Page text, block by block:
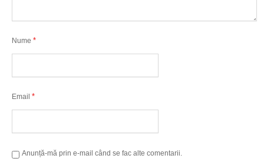
Nume *
Email *
Anunță-mă prin e-mail când se fac alte comentarii.